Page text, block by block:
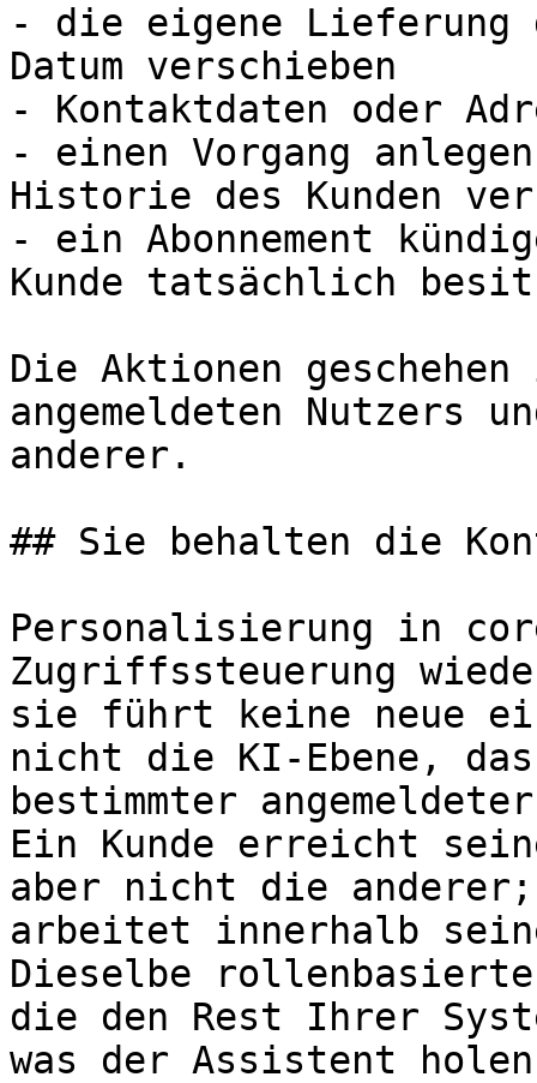
- die eigene Lieferung
Datum verschieben
- Kontaktdaten oder
- einen Vorgang
Historie des Kunden
- ein Abonnement
Kunde tatsächlich
Die Aktionen
angemeldeten Nutzers
anderer.
## Sie behalten die
Personalisierung in
Zugriffssteuerung
sie führt keine neue
nicht die KI-Ebene,
bestimmter
Ein Kunde erreicht
aber nicht die
arbeitet innerhalb
Dieselbe
die den Rest Ihrer
was der Assistent